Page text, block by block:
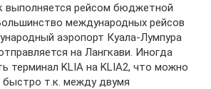
выполняется рейсом бюджетной
международных рейсов
аэропорт Куала-Лумпура
на Лангкави. Иногда
терминал KLIA на KLIA2, что можно
т.к. между двумя